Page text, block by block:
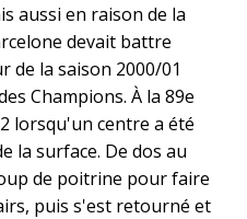
aussi en raison de la
devait battre
de la saison 2000/01
Champions. À la 89e
lorsqu'un centre a été
la surface. De dos au
de poitrine pour faire
puis s'est retourné et